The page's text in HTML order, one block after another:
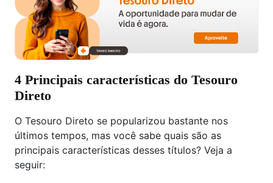
4 Principais características do Tesouro
Direto
O Tesouro Direto se popularizou bastante nos
últimos tempos, mas você sabe quais são as
principais características desses títulos? Veja a
seguir: